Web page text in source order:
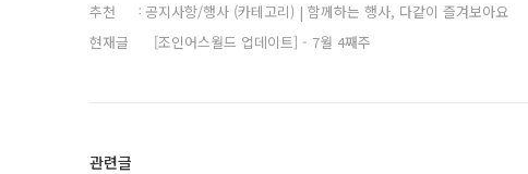
추천
공지사항/행사 (카테고리) | 함께하는 행사, 다같이 즐겨보아요
현재글
[조인어스월드 업데이트] - 7월 4째주
관련글